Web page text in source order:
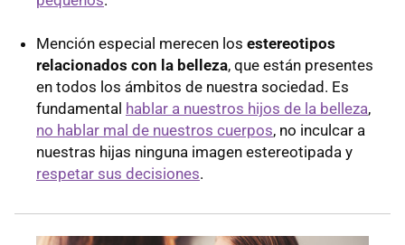
Mención especial merecen los estereotipos
relacionados con la belleza, que están presentes
en todos los ámbitos de nuestra sociedad. Es
fundamental hablar a nuestros hijos de la belleza,
no hablar mal de nuestros cuerpos, no inculcar a
nuestras hijas ninguna imagen estereotipada y
respetar sus decisiones.